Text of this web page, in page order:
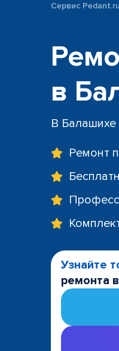
Сервис Pedant.ru
в
В Балашихе
Ремонт
Узнайте
ремонта